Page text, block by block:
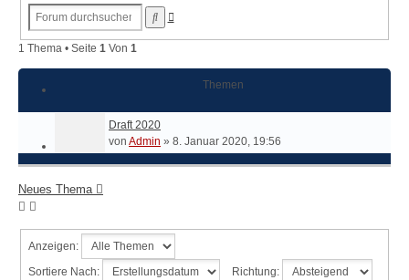
SucheErweiterte
1 Thema • Seite 1 Von 1
Themen
Draft 2020
von Admin » 8. Januar 2020, 19:56
Neues Thema
Anzeigen:
Sortiere Nach:
Richtung: